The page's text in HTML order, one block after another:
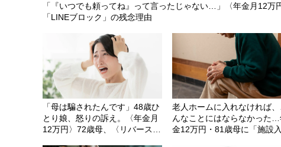
「『いつでも頼ってね』って言ったじゃない…」〈年金月12万
「LINEブロック」の残念理由
「母は騙されたんです」48歳ひ
とり娘、怒りの訴え。〈年金月
12万円〉72歳母、〈リバースモ
老人ホームに入れなければ、
んなことにはならなかった
金12万円・81歳母に「施設入